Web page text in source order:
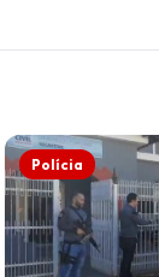
Polícia